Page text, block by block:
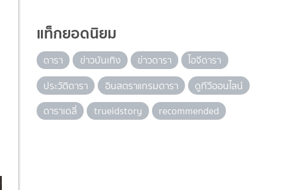
แท็กยอดนิยม
ดารา ข่าวบันเทิง ข่าวดารา
ไอจีดารา
ประวัติดารา
อินสตราแกรมดารา
ดูทีวีออนไลน์
ดาราเดลี่
trueidstory recommended